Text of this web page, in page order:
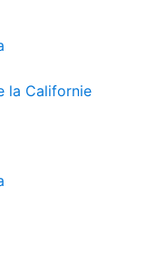
la Californie